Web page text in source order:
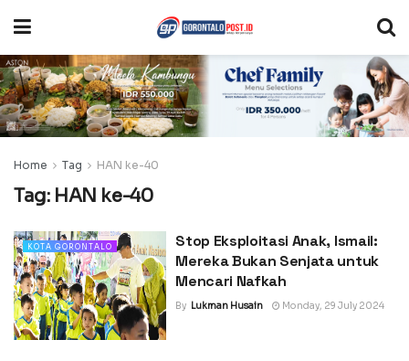
Home Tag HAN ke-40
Tag: HAN ke-40
KOTA GORONTALO
Stop Eksploitasi Anak, Ismail:
Mereka Bukan Senjata untuk
Mencari Nafkah
By Lukman Husain Monday, 29 July 2024